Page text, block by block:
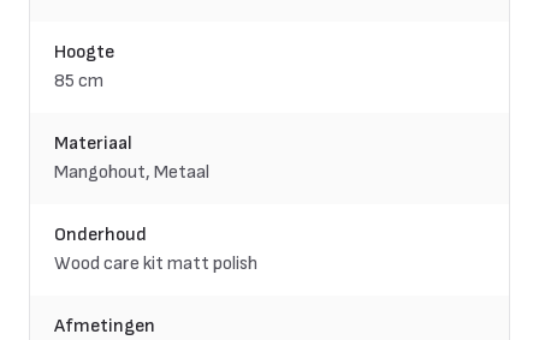
Hoogte
85 cm
Materiaal
Mangohout, Metaal
Onderhoud
Wood care kit matt polish
Afmetingen